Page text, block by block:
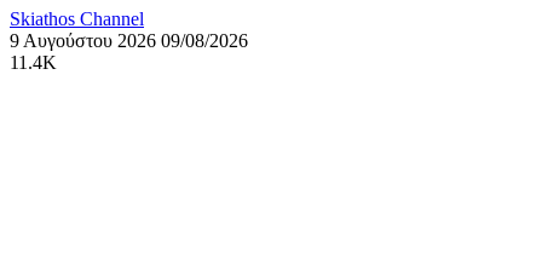
Skiathos Channel
9 Αυγούστου 2026 09/08/2026
11.4K